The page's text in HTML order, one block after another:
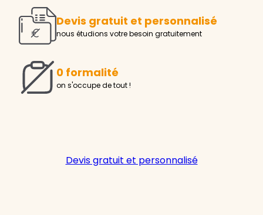
Devis gratuit et personnalisé
nous étudions votre besoin gratuitement
0 formalité
on s'occupe de tout !
Devis gratuit et personnalisé